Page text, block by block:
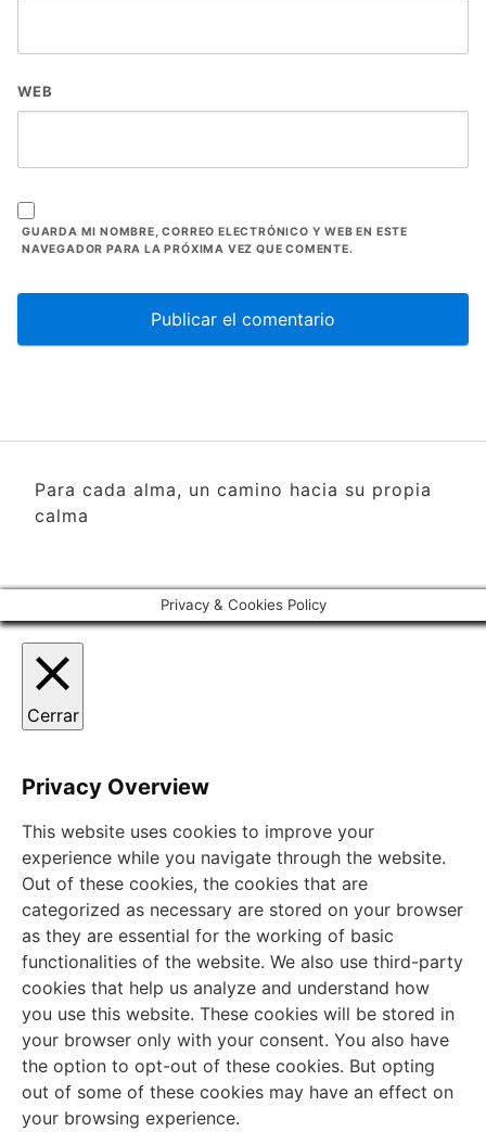
WEB
GUARDA MI NOMBRE, CORREO ELECTRÓNICO Y WEB EN ESTE
NAVEGADOR PARA LA PRÓXIMA VEZ QUE COMENTE.
Para cada alma, un camino hacia su propia
calma
Privacy & Cookies Policy
Cerrar
Privacy Overview
This website uses cookies to improve your
experience while you navigate through the website.
Out of these cookies, the cookies that are
categorized as necessary are stored on your browser
as they are essential for the working of basic
functionalities of the website. We also use third-party
cookies that help us analyze and understand how
you use this website. These cookies will be stored in
your browser only with your consent. You also have
the option to opt-out of these cookies. But opting
out of some of these cookies may have an effect on
your browsing experience.